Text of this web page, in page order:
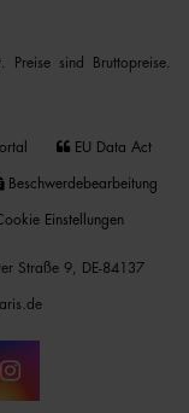
sind Bruttopreise.
EU Data Act
Beschwerdebearbeitung
Einstellungen
Straße 9, DE-84137